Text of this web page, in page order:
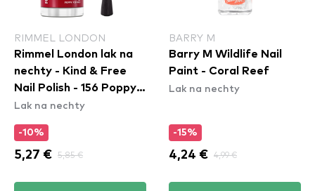
RIMMEL LONDON
Rimmel London lak na
nechty - Kind & Free
Nail Polish - 156 Poppy
Pop Red
Lak na nechty
-10%
5,27 € 5,85 €
BARRY M
Barry M Wildlife Nail
Paint - Coral Reef
Lak na nechty
-15%
4,24 € 4,99 €